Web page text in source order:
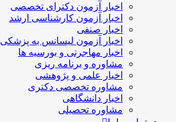
اخبار آزمون دکترای تخصصی
اخبار آزمون کارشناسی ارشد
اخبار صنفی
اخبار آزمون لیسانس به پزشکی
اخبار مهاجرتی و بورسیه ها
مشاوره و برنامه ریزی
اخبار علمی و پژوهشی
مشاوره تخصصی دکتری
اخبار دانشگاهی
مشاوره تحصیلی